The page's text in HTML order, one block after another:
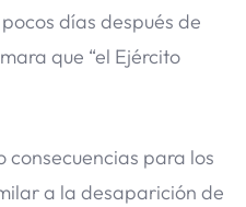
días después de
que “el Ejército
para los
a la desaparición de